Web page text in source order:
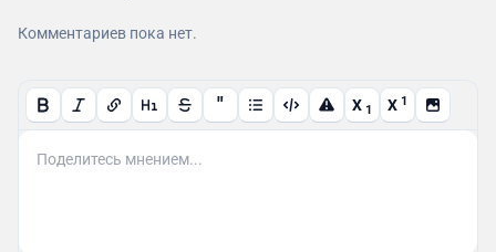
Комментариев пока нет.
" X 1 X 1